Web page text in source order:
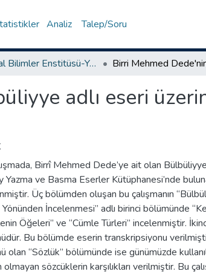
Analiz Talep/Soru
Sosyal Bilimler Enstitüsü-Yüksek Lisans Tezleri
adlı eseri
Birrî Mehmed Dede’ye ait olan
Yazma ve Basma Eserler Kütüphanesi’nde
Üç bölümden oluşan bu çalışmanın
İncelenmesi” adlı birinci bölümünde
Öğeleri” ve “Cümle Türleri” incelenmiştir.
Bu bölümde eserin transkripsiyonu
olan “Sözlük” bölümünde ise günümüzde
olmayan sözcüklerin karşılıkları verilmiştir. Bu